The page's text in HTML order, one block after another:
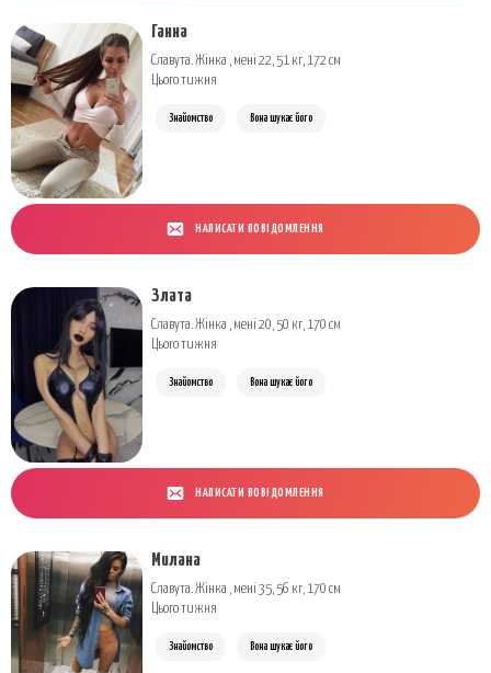
Ганна
Славута. Жінка , мені 22, 51 кг, 172 см
Цього тижня
Знайомство Вона шукає його
НАПИСАТИ ПОВІДОМЛЕННЯ
Злата
Славута. Жінка , мені 20, 50 кг, 170 см
Цього тижня
Знайомство Вона шукає його
НАПИСАТИ ПОВІДОМЛЕННЯ
Милана
Славута. Жінка , мені 35, 56 кг, 170 см
Цього тижня
Знайомство Вона шукає його